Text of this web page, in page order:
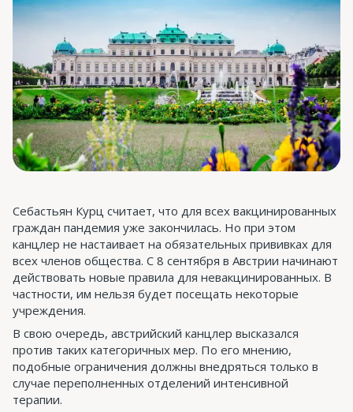
Себастьян Курц считает, что для всех вакцинированных
граждан пандемия уже закончилась. Но при этом
канцлер не настаивает на обязательных прививках для
всех членов общества. С 8 сентября в Австрии начинают
действовать новые правила для невакцинированных. В
частности, им нельзя будет посещать некоторые
учреждения.
В свою очередь, австрийский канцлер высказался
против таких категоричных мер. По его мнению,
подобные ограничения должны внедряться только в
случае переполненных отделений интенсивной
терапии.